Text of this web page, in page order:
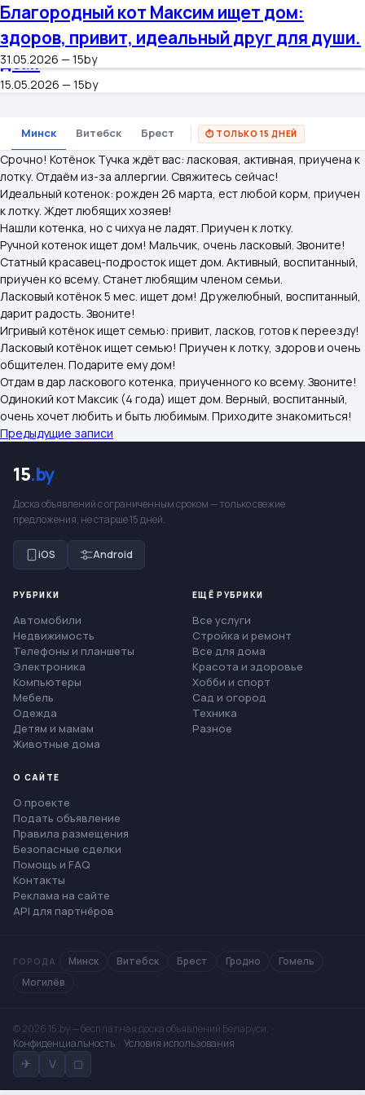
15.by
+ Подать объявление Войти
Минск Витебск Брест ⏱ ТОЛЬКО 15 ДНЕЙ
Ищете друга, который будит вас
мурчанием? Ласковый котёнок Тучка ищет
дом.
15.05.2026 — 15by
Срочно! Котёнок Тучка ждёт вас: ласковая, активная, приучена к
лотку. Отдаём из-за аллергии. Свяжитесь сейчас!
Нежный джентльмен ищет дом: ласковый,
воспитанный, идеальный котёнок
14.05.2026 — 15by
Идеальный котенок: рожден 26 марта, ест любой корм, приучен
к лотку. Ждет любящих хозяев!
Ищет дом ласковый котёнок-мурлыка
14.04.2026 — 15by
Нашли котенка, но с чихуа не ладят. Приучен к лотку.
Ласковый котёнок ищет дом!
11.03.2026 — 15by
Ручной котенок ищет дом! Мальчик, очень ласковый. Звоните!
Преданный котёнок ищет семью для
вечной любви
11.03.2026 — 15by
Статный красавец-подросток ищет дом. Активный, воспитанный,
приучен ко всему. Станет любящим членом семьи.
Ласковый котёнок ищет семью
10.03.2026 — 15by
Ласковый котёнок 5 мес. ищет дом! Дружелюбный, воспитанный,
дарит радость. Звоните!
Джентльмен ищет дом: ласковый котёнок
ждёт семью
08.03.2026 — 15by
Игривый котёнок ищет семью: привит, ласков, готов к переезду!
Солнечный котёнок ищет дом
08.03.2026 — 15by
Ласковый котёнок ищет семью! Приучен к лотку, здоров и очень
общителен. Подарите ему дом!
Игривый котёнок ищет друга!
05.03.2026 — 15by
Отдам в дар ласкового котенка, приученного ко всему. Звоните!
Благородный кот Максим ищет дом:
здоров, привит, идеальный друг для души.
31.05.2026 — 15by
Одинокий кот Максик (4 года) ищет дом. Верный, воспитанный,
очень хочет любить и быть любимым. Приходите знакомиться!
Навигация
записям
Предыдущие записи
15.by
Доска объявлений с ограниченным сроком — только свежие
предложения, не старше 15 дней.
iOS Android
РУБРИКИ
Автомобили
Недвижимость
Телефоны и планшеты
Электроника
Компьютеры
Мебель
Одежда
Детям и мамам
Животные дома
ЕЩЁ РУБРИКИ
Все услуги
Стройка и ремонт
Все для дома
Красота и здоровье
Хобби и спорт
Сад и огород
Техника
Разное
О САЙТЕ
О проекте
Подать объявление
Правила размещения
Безопасные сделки
Помощь и FAQ
Контакты
Реклама на сайте
API для партнёров
ГОРОДА Минск Витебск Брест Гродно
Гомель
Могилёв
© 2026 15.by — бесплатная доска объявлений Беларуси. ·
Конфиденциальность · Условия использования
✈ V ◻